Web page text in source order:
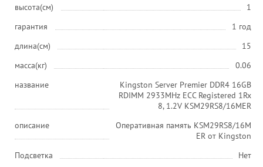
высота(см)
1
гарантия
1 год
длина(см)
15
масса(кг)
0.06
название
Kingston Server Premier DDR4 16GB
RDIMM 2933MHz ECC Registered 1Rx
8, 1.2V KSM29RS8/16MER
описание
Оперативная память KSM29RS8/16M
ER от Kingston
Подсветка
Нет